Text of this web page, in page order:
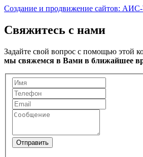
Создание и продвижение сайтов:
Свяжитесь с нами
Задайте свой вопрос с помощью этой
мы свяжемся в Вами в ближайшее
Отправить